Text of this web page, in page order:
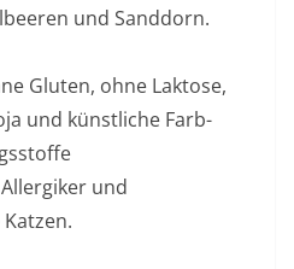
und Sanddorn.
Gluten, ohne Laktose,
und künstliche Farb-
und